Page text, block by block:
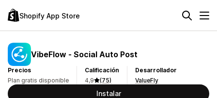
Shopify App Store
VibeFlow ‑ Social Auto Post
Precios
Plan gratis disponible
Calificación
4,9
(75)
Desarrollador
ValueFly
Instalar